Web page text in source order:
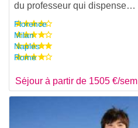
du professeur qui dispense…
Florence
Milan
Naples
Rome
Séjour à partir de 1505 €/sem